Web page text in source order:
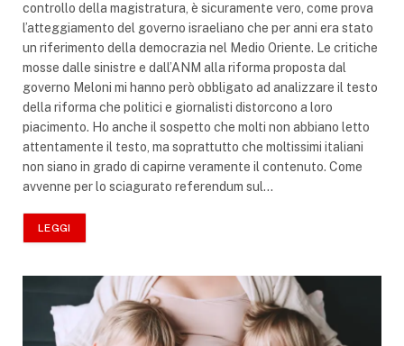
controllo della magistratura, è sicuramente vero, come prova
l’atteggiamento del governo israeliano che per anni era stato
un riferimento della democrazia nel Medio Oriente. Le critiche
mosse dalle sinistre e dall’ANM alla riforma proposta dal
governo Meloni mi hanno però obbligato ad analizzare il testo
della riforma che politici e giornalisti distorcono a loro
piacimento. Ho anche il sospetto che molti non abbiano letto
attentamente il testo, ma soprattutto che moltissimi italiani
non siano in grado di capirne veramente il contenuto. Come
avvenne per lo sciagurato referendum sul…
LEGGI